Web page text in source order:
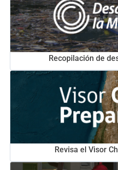
Recopilación de
Revisa el Visor